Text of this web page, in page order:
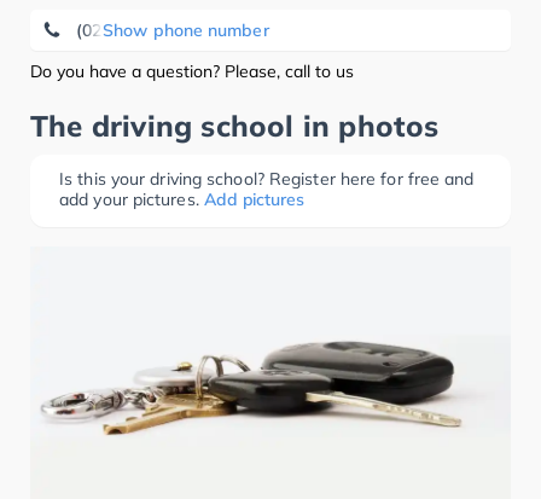
Show phone number
(0209) 36 10 57 31
Do you have a question? Please, call to us
The driving school in photos
Is this your driving school? Register here for free and
add your pictures. Add pictures